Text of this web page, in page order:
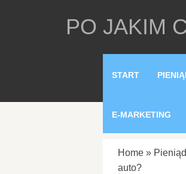
PO JAKIM
START
E-MARKETING
Home »
auto?